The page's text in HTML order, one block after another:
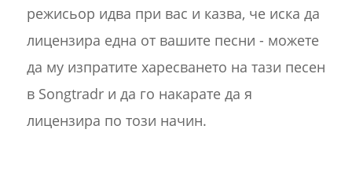
режисьор идва при вас и казва, че иска да
лицензира една от вашите песни - можете
да му изпратите харесването на тази песен
в Songtradr и да го накарате да я
лицензира по този начин.